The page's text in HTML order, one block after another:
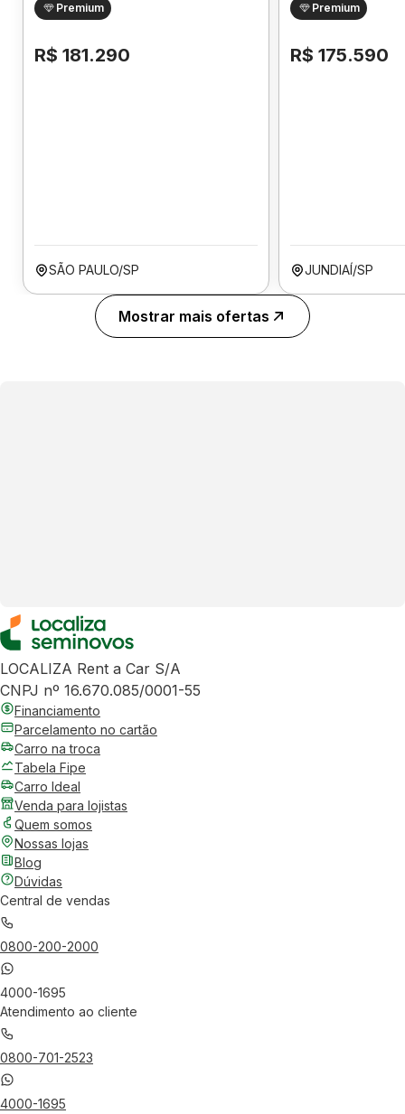
Premium
R$ 181.290
SÃO PAULO/SP
Premium
R$ 175.590
JUNDIAÍ/SP
Mostrar mais ofertas
LOCALIZA Rent a Car S/A
CNPJ nº 16.670.085/0001-55
Financiamento
Parcelamento no cartão
Carro na troca
Tabela Fipe
Carro Ideal
Venda para lojistas
Quem somos
Nossas lojas
Blog
Dúvidas
Central de vendas
0800-200-2000
4000-1695
Atendimento ao cliente
0800-701-2523
4000-1695